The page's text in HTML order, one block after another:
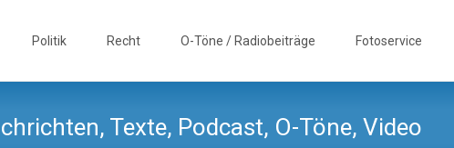
Politik Recht O-Töne / Radiobeiträge Fotoservice
Texte, Podcast, O-Töne, Video